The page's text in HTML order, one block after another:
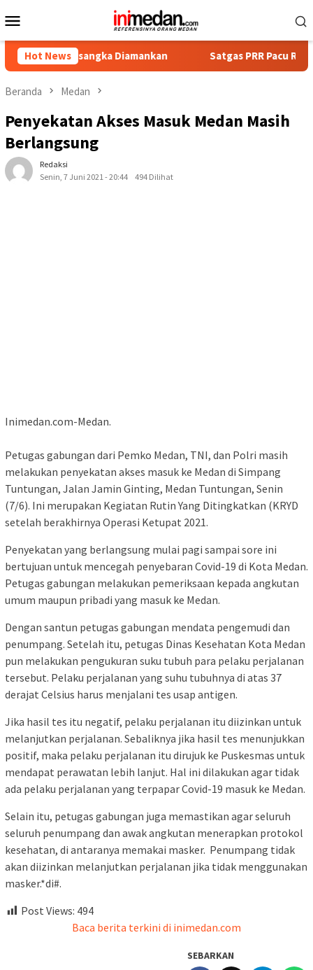
ke
Mobile
Hot NewsDiamankan Satgas PRR Pacu Realisasi
Beranda Medan
Penyekatan Akses Masuk Medan Masih
Berlangsung
Redaksi
Senin, 7 Juni 2021 - 20:44
494 Dilihat
Inimedan.com-Medan.
Petugas gabungan dari Pemko Medan, TNI, dan Polri masih
melakukan penyekatan akses masuk ke Medan di Simpang
Tuntungan, Jalan Jamin Ginting, Medan Tuntungan, Senin
(7/6). Ini merupakan Kegiatan Rutin Yang Ditingkatkan (KRYD
setelah berakhirnya Operasi Ketupat 2021.
Penyekatan yang berlangsung mulai pagi sampai sore ini
bertujuan untuk mencegah penyebaran Covid-19 di Kota Medan.
Petugas gabungan melakukan pemeriksaan kepada angkutan
umum maupun pribadi yang masuk ke Medan.
Dengan santun petugas gabungan mendata pengemudi dan
penumpang. Setelah itu, petugas Dinas Kesehatan Kota Medan
pun melakukan pengukuran suku tubuh para pelaku perjalanan
tersebut. Pelaku perjalanan yang suhu tubuhnya di atas 37
derajat Celsius harus menjalani tes usap antigen.
Jika hasil tes itu negatif, pelaku perjalanan itu diizinkan untuk
melanjutkan perjalanan. Sebaliknya jika hasil tes menunjukkan
positif, maka pelaku perjalanan itu dirujuk ke Puskesmas untuk
mendapat perawatan lebih lanjut. Hal ini dilakukan agar tidak
ada pelaku perjalanan yang terpapar Covid-19 masuk ke Medan.
Selain itu, petugas gabungan juga memastikan agar seluruh
seluruh penumpang dan awak angkutan menerapkan protokol
kesehatan, di antaranya memakai masker. Penumpang tidak
akan diizinkan melanjutkan perjalanan jika tidak menggunakan
masker.*di#.
Post Views: 494
Baca berita terkini di inimedan.com
SEBARKAN